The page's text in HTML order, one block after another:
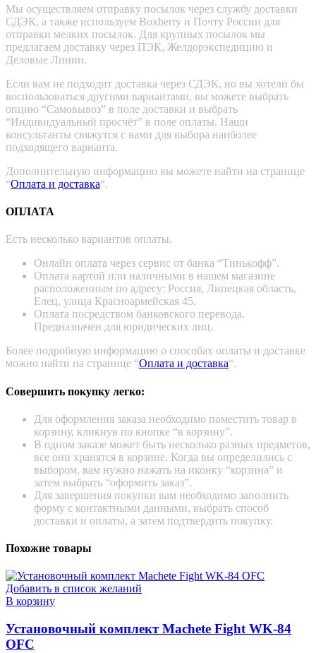
Мы осуществляем отправку посылок через службу доставки
СДЭК, а также используем Boxberry и Почту России для
отправки мелких посылок. Для крупных посылок мы
предлагаем доставку через ПЭК, Желдорэкспедицию и
Деловые Линии.
Если вам не подходит доставка через СДЭК, но вы хотели бы
воспользоваться другими вариантами, вы можете выбрать
опцию “Самовывоз” в поле доставки и выбрать
“Индивидуальный просчёт” в поле оплаты. Наши
консультанты свяжутся с вами для выбора наиболее
подходящего варианта.
Дополнительную информацию вы можете найти на странице
“Оплата и доставка“.
ОПЛАТА
Есть несколько вариантов оплаты.
Онлайн оплата через сервис от банка “Тинькофф”.
Оплата картой или наличными в нашем магазине
расположенным по адресу: Россия, Липецкая область,
Елец, улица Красноармейская 45.
Оплата посредством банковского перевода.
Предназначен для юридических лиц.
Более подробную информацию о способах оплаты и доставке
можно найти на странице “Оплата и доставка“.
Совершить покупку легко:
Для оформления заказа необходимо поместить товар в
корзину, кликнув по кнопке “в корзину”.
В одном заказе может быть несколько разных предметов,
все они хранятся в корзине. Когда вы определились с
выбором, вам нужно нажать на иконку “корзина” и
затем выбрать “оформить заказ”.
Для завершения покупки вам необходимо заполнить
форму с контактными данными, выбрать способ
доставки и оплаты, а затем подтвердить покупку.
Похожие товары
Добавить в список желаний
В корзину
Установочный комплект Machete Fight WK-84
OFC